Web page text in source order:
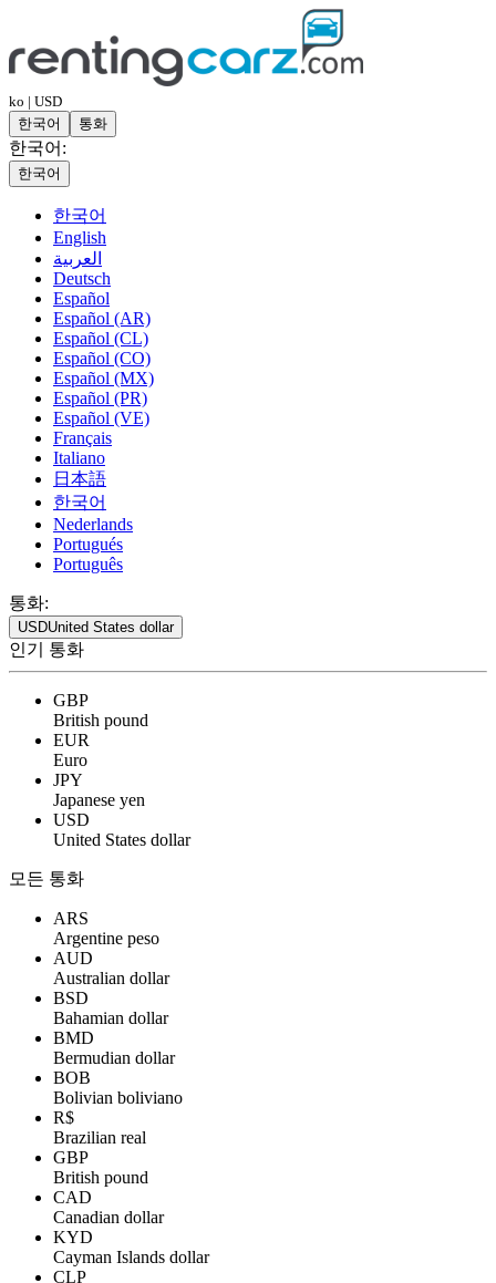
ko | USD
한국어
통화
한국어:
한국어
한국어
English
العربية
Deutsch
Español
Español (AR)
Español (CL)
Español (CO)
Español (MX)
Español (PR)
Español (VE)
Français
Italiano
日本語
한국어
Nederlands
Portugués
Português
통화:
USDUnited States dollar
인기 통화
GBP
British pound
EUR
Euro
JPY
Japanese yen
USD
United States dollar
모든 통화
ARS
Argentine peso
AUD
Australian dollar
BSD
Bahamian dollar
BMD
Bermudian dollar
BOB
Bolivian boliviano
R$
Brazilian real
GBP
British pound
CAD
Canadian dollar
KYD
Cayman Islands dollar
CLP